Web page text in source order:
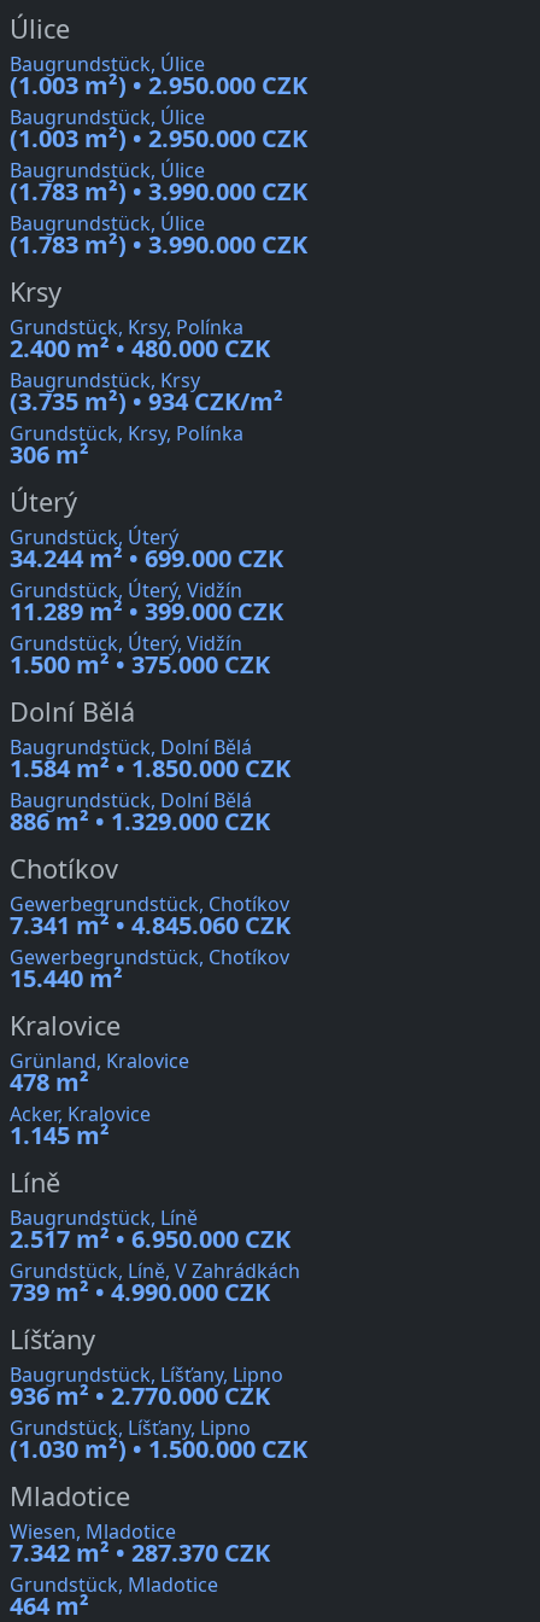
Úlice
Baugrundstück, Úlice
(1.003 m²) • 2.950.000 CZK
Baugrundstück, Úlice
(1.003 m²) • 2.950.000 CZK
Baugrundstück, Úlice
(1.783 m²) • 3.990.000 CZK
Baugrundstück, Úlice
(1.783 m²) • 3.990.000 CZK
Krsy
Grundstück, Krsy, Polínka
2.400 m² • 480.000 CZK
Baugrundstück, Krsy
(3.735 m²) • 934 CZK/m²
Grundstück, Krsy, Polínka
306 m²
Úterý
Grundstück, Úterý
34.244 m² • 699.000 CZK
Grundstück, Úterý, Vidžín
11.289 m² • 399.000 CZK
Grundstück, Úterý, Vidžín
1.500 m² • 375.000 CZK
Dolní Bělá
Baugrundstück, Dolní Bělá
1.584 m² • 1.850.000 CZK
Baugrundstück, Dolní Bělá
886 m² • 1.329.000 CZK
Chotíkov
Gewerbegrundstück, Chotíkov
7.341 m² • 4.845.060 CZK
Gewerbegrundstück, Chotíkov
15.440 m²
Kralovice
Grünland, Kralovice
478 m²
Acker, Kralovice
1.145 m²
Líně
Baugrundstück, Líně
2.517 m² • 6.950.000 CZK
Grundstück, Líně, V Zahrádkách
739 m² • 4.990.000 CZK
Líšťany
Baugrundstück, Líšťany, Lipno
936 m² • 2.770.000 CZK
Grundstück, Líšťany, Lipno
(1.030 m²) • 1.500.000 CZK
Mladotice
Wiesen, Mladotice
7.342 m² • 287.370 CZK
Grundstück, Mladotice
464 m²